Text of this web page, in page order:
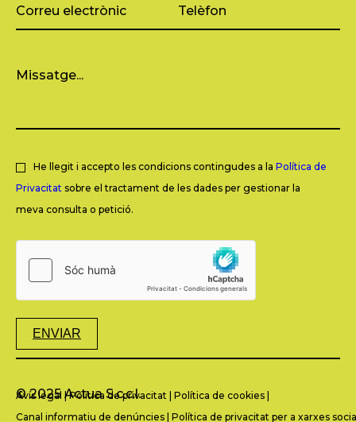
He llegit i accepto les condicions contingudes a la Política de
Privacitat sobre el tractament de les dades per gestionar la
meva consulta o petició.
ENVIAR
© 2025 Actua S.c.c.l.
Avís legal |Política de privacitat Política de cookies
Canal informatiu de denúncies Política de privacitat per a xarxes